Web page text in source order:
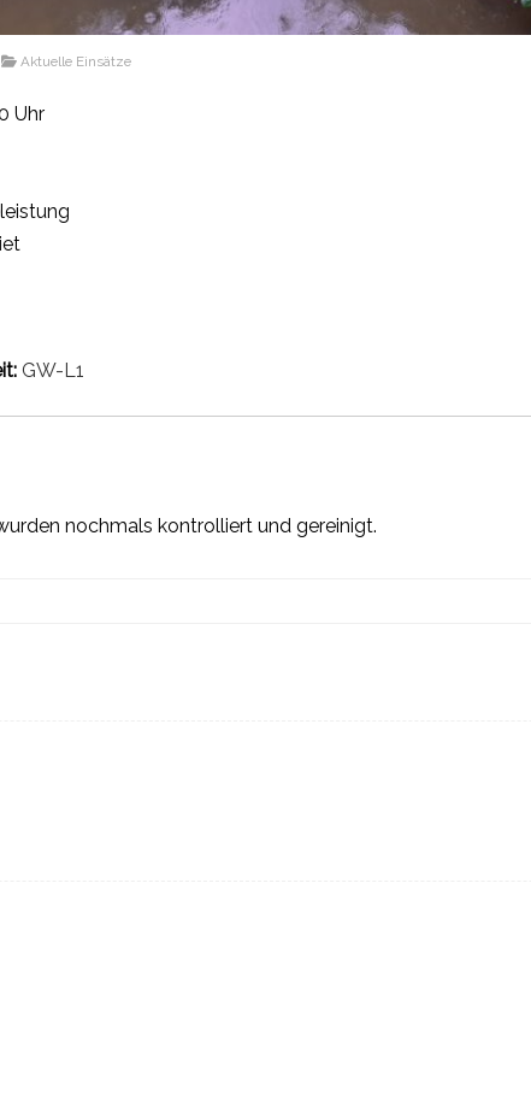
Aktuelle Einsätze
Uhr
GW-L1
nochmals kontrolliert und gereinigt.